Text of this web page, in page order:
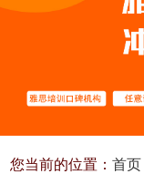
您当前的位置：首页